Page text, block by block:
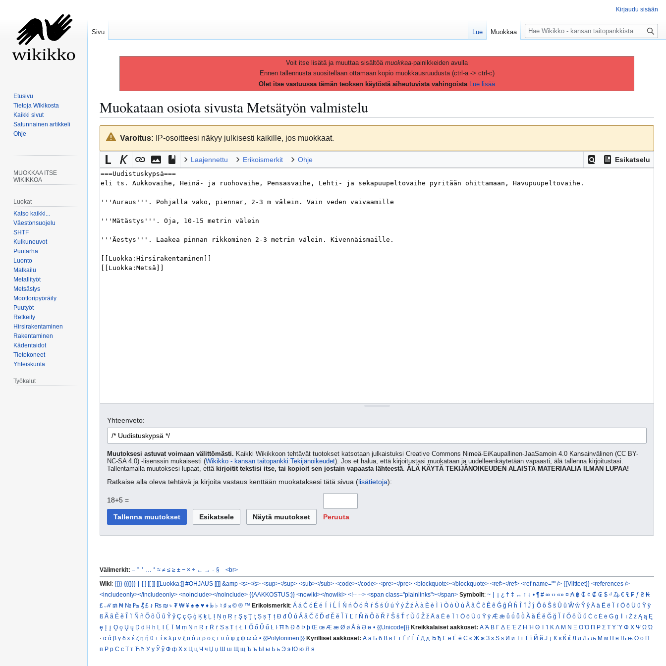
Voit itse lisätä ja muuttaa sisältöä muokkaa-painikkeiden avulla
Ennen tallennusta suositellaan ottamaan kopio muokkausruudusta (ctrl-a -> ctrl-c)
Olet itse vastuussa tämän teoksen käytöstä aiheutuvista vahingoista Lue lisää.
Muokataan osiota sivustaMetsätyön valmistelu
Siirry
navigaatioon
Siirry
hakuunVaroitus: IP-osoitteesi näkyy julkisesti kaikille, jos muokkaat.
Esikatselu
Laajennettu Erikoismerkit Ohje
Yhteenveto:
Muutoksesi astuvat voimaan välittömästi. Kaikki Wikikkoon tehtävät tuotokset katsotaan julkaistuksi Creative Commons Nimeä-EiKaupallinen-JaaSamoin 4.0 Kansainvälinen (CC BY-
NC-SA 4.0) -lisenssin mukaisesti (Wikikko - kansan taitopankki:Tekijänoikeudet). Jos et halua, että kirjoitustasi muokataan ja uudelleenkäytetään vapaasti, älä tallenna kirjoitustasi.
Tallentamalla muutoksesi lupaat, että kirjoitit tekstisi itse, tai kopioit sen jostain vapaasta lähteestä. ÄLÄ KÄYTÄ TEKIJÄNOIKEUDEN ALAISTA MATERIAALIA ILMAN LUPAA!
Ratkaise alla oleva tehtävä ja kirjoita vastaus kenttään muokataksesi tätä sivua (lisätietoja):
18+5 =
Peruuta
Välimerkit: – ” ’ ° ≈ ≠ ≤ ≥ ± − × ÷ ← → · § <br>
Wiki: {{}} {{{}}} | [ ] [[ ]] [[Luokka:]] #OHJAUS [[]] &amp <s></s> <sup></sup> <sub></sub> <code></code> <pre></pre> <blockquote></blockquote> <ref></ref> <ref name="" /> {{Viitteet}} <references />
<includeonly></includeonly> <noinclude></noinclude> {{AAKKOSTUS:}} <nowiki></nowiki> <!-- --> <span class="plainlinks"></span> Symbolit: ~ | ¡ ¿ † ‡ ↔ ↑ ↓ • ¶ # ∞ ‹› «» ¤ ₳ ฿ ₵ ¢ ₡ ₢ $ ₫ ₯ € ₠ ₣ ƒ ₴ ₭
₤ ℳ ₥ ₦ № ₧ ₰ £ ៛ ₨ ₪ ৳ ₮ ₩ ¥ ♠ ♣ ♥ ♦ 𝄫 ♭ ♮ ♯ 𝄪 © ® ™ Erikoismerkit:Á á Ć ć É é Í í Ĺ ĺ Ń ń Ó ó Ŕ ŕ Ś ś Ú ú Ý ý Ź ź À à È è Ì ì Ò ò Ù ù Â â Ĉ ĉ Ê ê Ĝ ĝ Ĥ ĥ Î î Ĵ ĵ Ô ô Ŝ ŝ Û û Ŵ ŵ Ŷ ŷ Ä ä Ë ë Ï ï Ö ö Ü ü Ÿ ÿ
ß Ã ã Ẽ ẽ Ĩ ĩ Ñ ñ Õ õ Ũ ũ Ỹ ỹ Ç ç Ģ ģ Ķ ķ Ļ ļ Ņ ņ Ŗ ŗ Ş ş Ţ ţ Ș ș Ț ț Đ đ Ů ů Ǎ ǎ Č č Ď ď Ě ě Ǐ ǐ Ľ ľ Ň ň Ǒ ǒ Ř ř Š š Ť ť Ǔ ǔ Ž ž Ā ā Ē ē Ī ī Ō ō Ū ū Ȳ ȳ Ǣ ǣ ǖ ǘ ǚ ǜ Ă ă Ĕ ĕ Ğ ğ Ĭ ĭ Ŏ ŏ Ŭ ŭ Ċ ċ Ė ė Ġ ġ İ ı Ż ż Ą ą Ę
ę Į į Ǫ ǫ Ų ų Ḍ ḍ Ḥ ḥ Ḷ ḷ Ḹ ḹ Ṃ ṃ Ṇ ṇ Ṛ ṛ Ṝ ṝ Ṣ ṣ Ṭ ṭ Ł ł Ő ő Ű ű Ŀ ŀ Ħ ħ Ð ð Þ þ Œ œ Æ æ Ø ø Å å Ə ə • {{Unicode|}} Kreikkalaiset aakkoset: Α Ά Β Γ Δ Ε Έ Ζ Η Ή Θ Ι Ί Κ Λ Μ Ν Ξ Ο Ό Π Ρ Σ Τ Υ Ύ Φ Χ Ψ Ω Ώ
· α ά β γ δ ε έ ζ η ή θ ι ί κ λ μ ν ξ ο ό π ρ σ ς τ υ ύ φ χ ψ ω ώ • {{Polytoninen|}} Kyrilliset aakkoset: А а Б б В в Г г Ґ ґ Ѓ ѓ Д д Ђ ђ Е е Ё ё Є є Ж ж З з Ѕ ѕ И и І і Ї ї Й й Ј ј К к Ќ ќ Л л Љ љ М м Н н Њ њ О о П
п Р р С с Т т Ћ ћ У у Ў ў Ф ф Х х Ц ц Ч ч Џ џ Ш ш Щ щ Ъ ъ Ы ы Ь ь Э э Ю ю Я я
Kirjaudu sisään
Sivu Lue Muokkaa
H
a
Etusivu
Tietoja Wikikosta
Kaikki sivut
Satunnainen artikkeli
Ohje
MUOKKAA ITSE
WIKIKKOA
Luokat
Katso kaikki...
Väestönsuojelu
SHTF
Kulkuneuvot
Puutarha
Luonto
Matkailu
Metallityöt
Metsästys
Moottoripyöräily
Puutyöt
Retkeily
Hirsirakentaminen
Rakentaminen
Kädentaidot
Tietokoneet
Yhteiskunta
Työkalut